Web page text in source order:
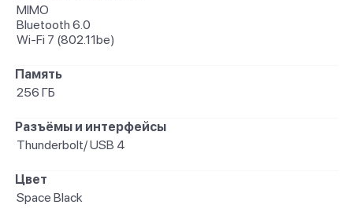
MIMO
Bluetooth 6.0
Wi-Fi 7 (802.11be)
Память
256 ГБ
Разъёмы и интерфейсы
Thunderbolt/ USB 4
Цвет
Space Black